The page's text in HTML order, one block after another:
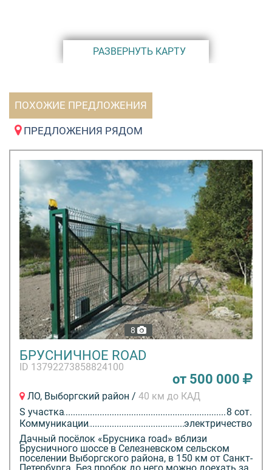
РАЗВЕРНУТЬ КАРТУ
ПОХОЖИЕ ПРЕДЛОЖЕНИЯ
ПРЕДЛОЖЕНИЯ РЯДОМ
8
БРУСНИЧНОЕ ROAD
ID 13792273858824100
от 500 000
ЛО, Выборгский район / 40 км до КАД
S участка
8 сот.
Коммуникации
электричество
Дачный посёлок «Брусника road» вблизи
Брусничного шоссе в Селезневском сельском
поселении Выборгского района, в 150 км от Санкт-